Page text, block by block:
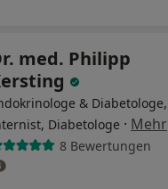
med. Philipp
& Diabetologe,
Diabetologe · Mehr
8 Bewertungen